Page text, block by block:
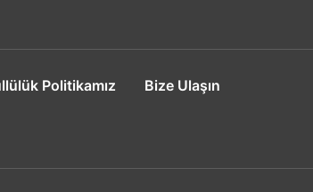
Politikamız Bize Ulaşın